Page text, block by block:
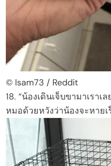
© lsam73 / Reddit
18. “น้องเดินเจ็บขามาเรา
หมอด้วยหวังว่าน้องจะหายเ